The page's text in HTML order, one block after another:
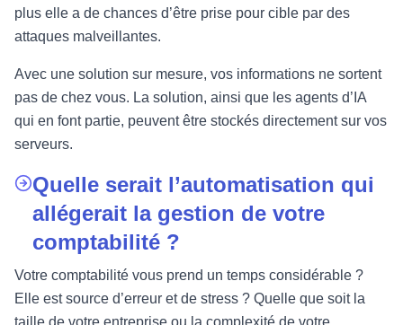
plus elle a de chances d’être prise pour cible par des
attaques malveillantes.
Avec une solution sur mesure, vos informations ne sortent
pas de chez vous. La solution, ainsi que les agents d’IA
qui en font partie, peuvent être stockés directement sur vos
serveurs.
Quelle serait l’automatisation qui
allégerait la gestion de votre
comptabilité ?
Votre comptabilité vous prend un temps considérable ?
Elle est source d’erreur et de stress ? Quelle que soit la
taille de votre entreprise ou la complexité de votre